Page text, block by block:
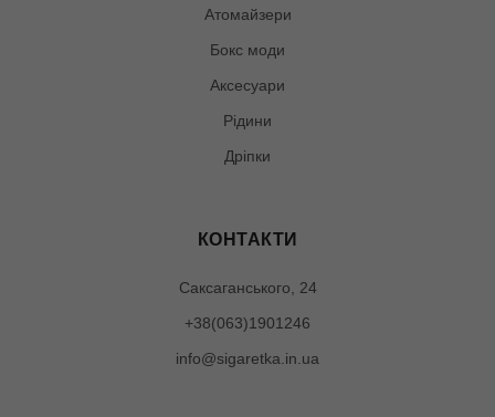
Атомайзери
Бокс моди
Аксесуари
Рідини
Дріпки
КОНТАКТИ
Саксаганського, 24
+38(063)1901246
info@sigaretka.in.ua